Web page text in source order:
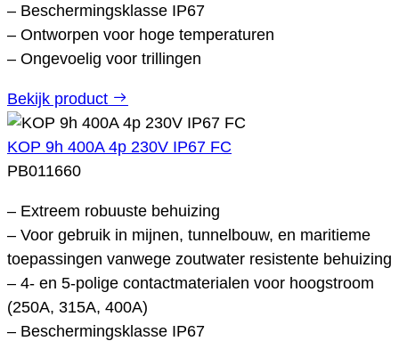
– Beschermingsklasse IP67
– Ontworpen voor hoge temperaturen
– Ongevoelig voor trillingen
Bekijk product
KOP 9h 400A 4p 230V IP67 FC
PB011660
– Extreem robuuste behuizing
– Voor gebruik in mijnen, tunnelbouw, en maritieme
toepassingen vanwege zoutwater resistente behuizing
– 4- en 5-polige contactmaterialen voor hoogstroom
(250A, 315A, 400A)
– Beschermingsklasse IP67